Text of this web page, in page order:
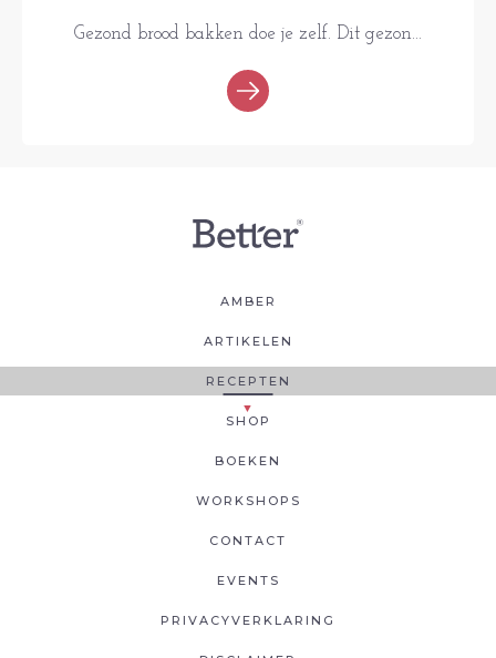
Gezond brood bakken doe je zelf. Dit gezon...
AMBER
ARTIKELEN
RECEPTEN
SHOP
BOEKEN
WORKSHOPS
CONTACT
EVENTS
PRIVACYVERKLARING